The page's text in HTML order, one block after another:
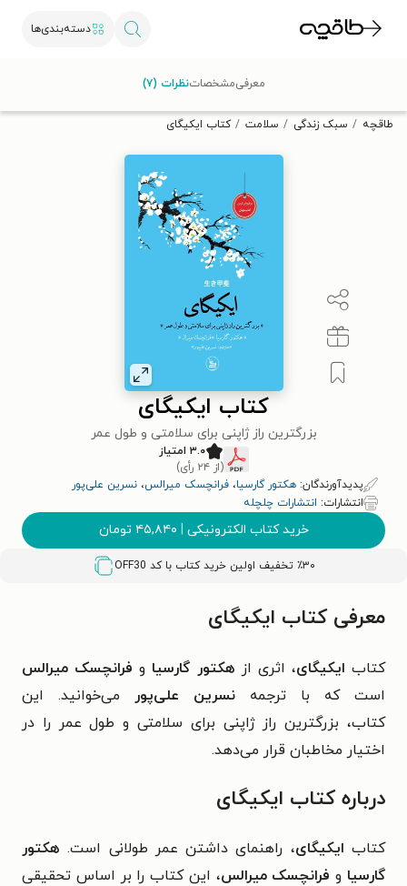
دسته‌بندی‌ها
تخفیف از طاقچه دریافت کن.
طاقچه سبک زندگی سلامت کتاب ایکیگای
کتاب ایکیگای
بزرگترین راز ژاپنی برای سلامتی و طول عمر
۳.۰ امتیاز
(از ۲۴ رأی)
پدیدآورندگان: هکتور گارسیا، فرانچسک میرالس، نسرین علی‌پور
انتشارات: انتشارات چلچله
خرید کتاب الکترونیکی | ۴۵,۸۴۰ تومان
٪۳۰ تخفیف اولین خرید کتاب با کد OFF30
معرفیمشخصاتنظرات (۷)
معرفی کتاب ایکیگای
کتاب ایکیگای، اثری از هکتور گارسیا و فرانچسک میرالس
است که با ترجمه نسرین علی‌پور می‌خوانید. این
کتاب، بزرگترین راز ژاپنی برای سلامتی و طول عمر را در
اختیار مخاطبان قرار می‌دهد.
درباره کتاب ایکیگای
کتاب ایکیگای، راهنمای داشتن عمر طولانی است. هکتور
گارسیا و فرانچسک میرالس، این کتاب را بر اساس تحقیقی